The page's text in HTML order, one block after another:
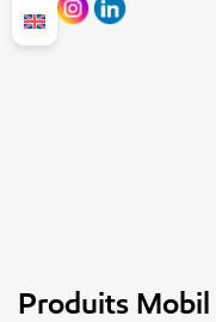
Produits Mobil